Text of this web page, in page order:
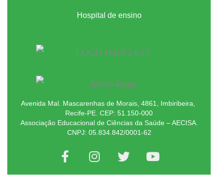
Hospital de ensino
Avenida Mal. Mascarenhas de Morais, 4861, Imbiribeira,
Recife-PE. CEP: 51.150-000
Associação Educacional de Ciências da Saúde – AECISA.
CNPJ: 05.834.842/0001-62